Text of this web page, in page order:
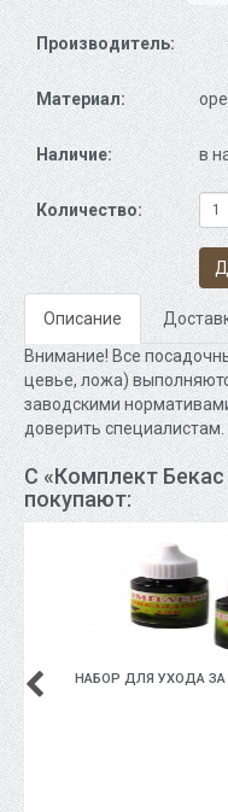
Производитель:
Материал:
Наличие: в
Количество:
Описание
Внимание! Все
цевье, ложа)
заводскими
доверить специалистам.
С «Комплект
покупают:
НАБОР ДЛЯ УХОДА